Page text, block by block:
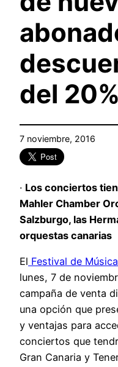
del 20%
7 noviembre, 2016
· Los conciertos
Mahler Chamber
Salzburgo, las
orquestas canarias
El Festival de
lunes, 7 de
campaña de venta
una opción que
y ventajas para
conciertos que
Gran Canaria y